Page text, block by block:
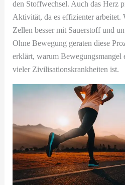
den Stoffwechsel. Auch das Herz
Aktivität, da es effizienter arbeitet.
Zellen besser mit Sauerstoff und
Ohne Bewegung geraten diese
erklärt, warum Bewegungsmangel
vieler Zivilisationskrankheiten ist.